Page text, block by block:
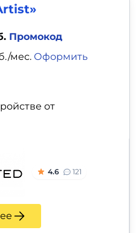
Промокод
мес. Оформить
от
4.6 121